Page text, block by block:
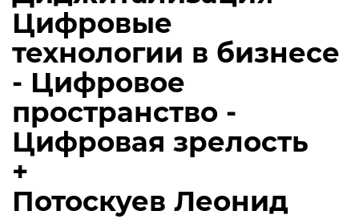
Цифровые
технологии в бизнесе
- Цифровое
пространство -
Цифровая зрелость
+
Потоскуев Леонид